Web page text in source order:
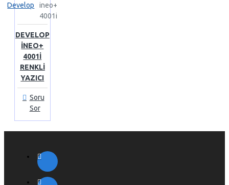
Develop
ineo+
4001i
DEVELOP
INEO+
4001I
RENKLI
YAZICI
Soru
Sor